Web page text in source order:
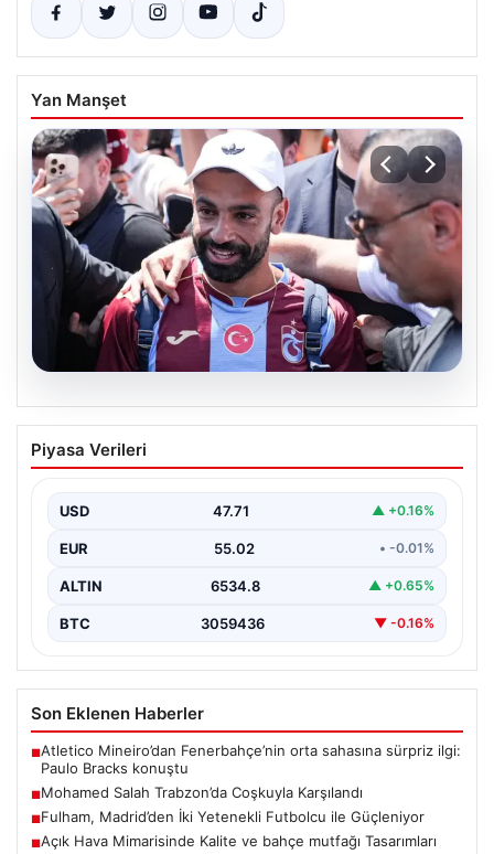
Yan Manşet
Mohamed Salah Trabzon’da Coşkuyla
Karşılandı
ilgi ve büyük heyecan eşliğinde Trabzon’a geldi.
Dünyaca…
Piyasa Verileri
USD 47.71 ▲ +0.16%
EUR 55.02 • -0.01%
ALTIN 6534.8 ▲ +0.65%
BTC 3059436 ▼ -0.16%
Son Eklenen Haberler
■Atletico Mineiro’dan Fenerbahçe’nin orta sahasına sürpriz ilgi:
Paulo Bracks konuştu
■Mohamed Salah Trabzon’da Coşkuyla Karşılandı
■Fulham, Madrid’den İki Yetenekli Futbolcu ile Güçleniyor
■Açık Hava Mimarisinde Kalite ve bahçe mutfağı Tasarımları